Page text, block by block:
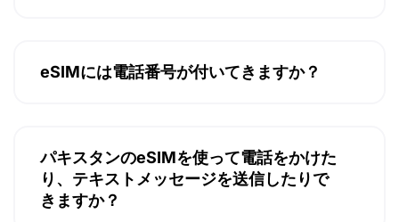
eSIMには電話番号が付いてきますか？
パキスタンのeSIMを使って電話をかけた
り、テキストメッセージを送信したりで
きますか？